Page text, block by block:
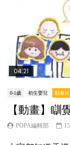
04:21
0-1歲 初生嬰兒 動畫
【動畫】瞓
POPA編輯部